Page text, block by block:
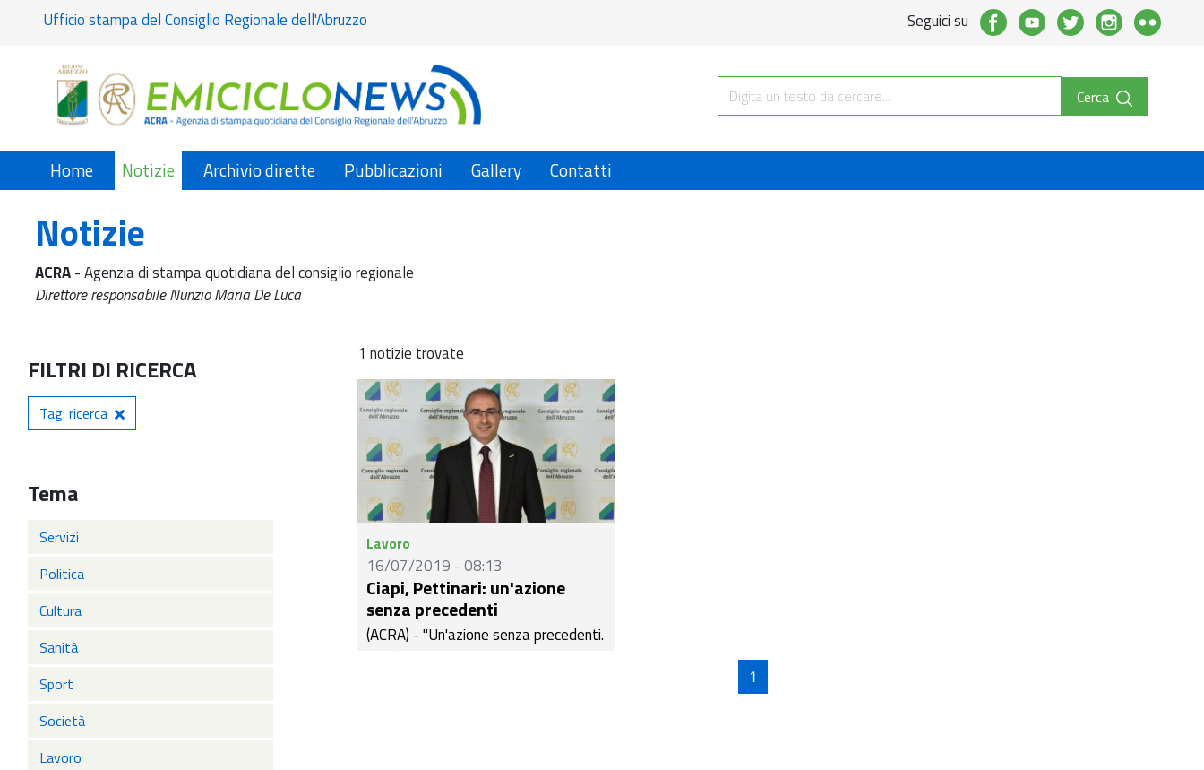
Ufficio stampa del Consiglio Regionale dell'Abruzzo Seguici su
Cerca
Home Notizie Archivio dirette Pubblicazioni Gallery Contatti
Notizie
ACRA- Agenzia di stampa quotidiana del consiglio regionale
Direttore responsabile Nunzio Maria De Luca
FILTRI DI RICERCA
Tag: ricerca
Tema
Servizi
Politica
Cultura
Sanità
Sport
Società
Lavoro
1 notizie trovate
Lavoro
16/07/2019 - 08:13
Ciapi, Pettinari: un'azione
senza precedenti
(ACRA) - "Un'azione senza precedenti.
1